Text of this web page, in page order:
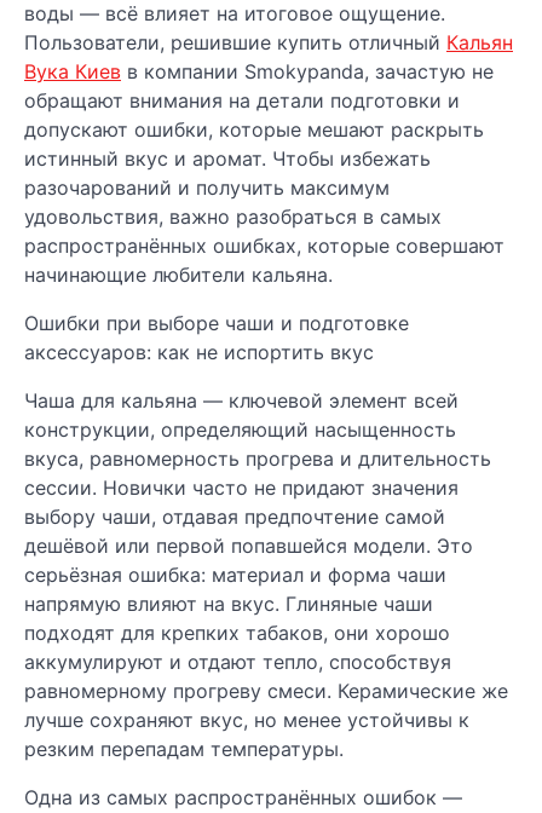
воды — всё влияет на итоговое ощущение.
Пользователи, решившие купить отличный Кальян
Вука Киев в компании Smokypanda, зачастую не
обращают внимания на детали подготовки и
допускают ошибки, которые мешают раскрыть
истинный вкус и аромат. Чтобы избежать
разочарований и получить максимум
удовольствия, важно разобраться в самых
распространённых ошибках, которые совершают
начинающие любители кальяна.
Ошибки при выборе чаши и подготовке
аксессуаров: как не испортить вкус
Чаша для кальяна — ключевой элемент всей
конструкции, определяющий насыщенность
вкуса, равномерность прогрева и длительность
сессии. Новички часто не придают значения
выбору чаши, отдавая предпочтение самой
дешёвой или первой попавшейся модели. Это
серьёзная ошибка: материал и форма чаши
напрямую влияют на вкус. Глиняные чаши
подходят для крепких табаков, они хорошо
аккумулируют и отдают тепло, способствуя
равномерному прогреву смеси. Керамические же
лучше сохраняют вкус, но менее устойчивы к
резким перепадам температуры.
Одна из самых распространённых ошибок —